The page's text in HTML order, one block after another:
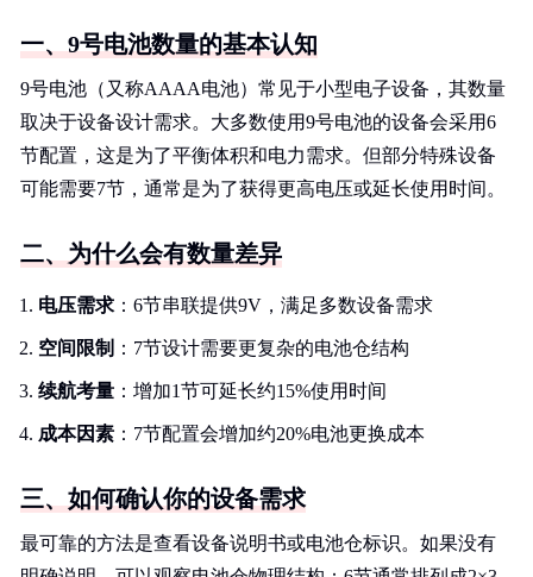
一、9号电池数量的基本认知
9号电池（又称AAAA电池）常见于小型电子设备，其数量
取决于设备设计需求。大多数使用9号电池的设备会采用6
节配置，这是为了平衡体积和电力需求。但部分特殊设备
可能需要7节，通常是为了获得更高电压或延长使用时间。
二、为什么会有数量差异
电压需求 ：6节串联提供9V，满足多数设备需求
空间限制 ：7节设计需要更复杂的电池仓结构
续航考量 ：增加1节可延长约15%使用时间
成本因素 ：7节配置会增加约20%电池更换成本
三、如何确认你的设备需求
最可靠的方法是查看设备说明书或电池仓标识。如果没有